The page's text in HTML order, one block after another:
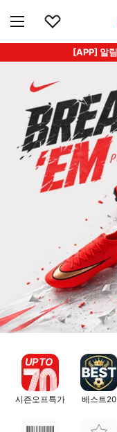
[APP] 알
UP TO
시즌오프특가 베스트20